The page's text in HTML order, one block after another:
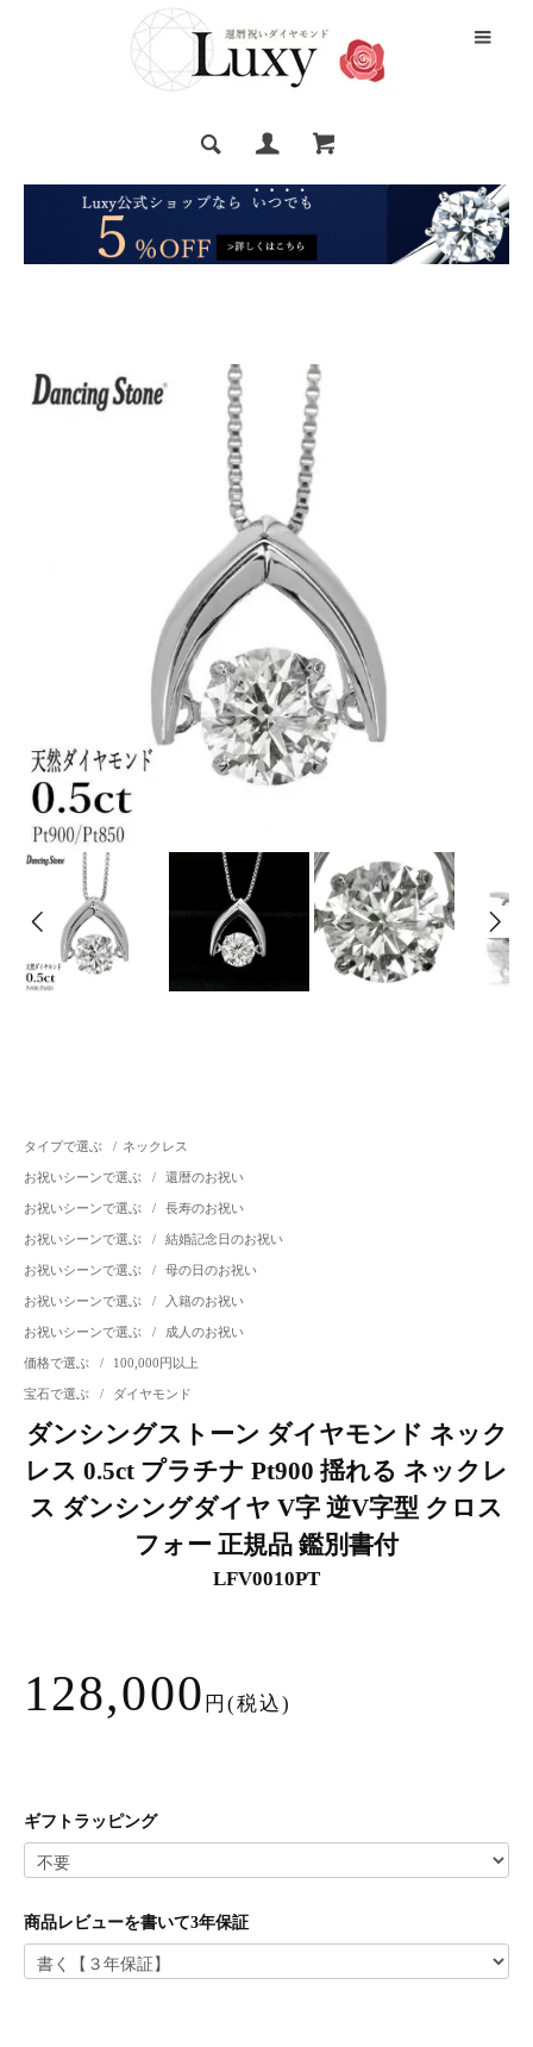
タイプで選ぶ / ネックレス
お祝いシーンで選ぶ / 還暦のお祝い
お祝いシーンで選ぶ / 長寿のお祝い
お祝いシーンで選ぶ / 結婚記念日のお祝い
お祝いシーンで選ぶ / 母の日のお祝い
お祝いシーンで選ぶ / 入籍のお祝い
お祝いシーンで選ぶ / 成人のお祝い
価格で選ぶ / 100,000円以上
宝石で選ぶ / ダイヤモンド
ダンシングストーン ダイヤモンド ネック
レス 0.5ct プラチナ Pt900 揺れる ネックレ
ス ダンシングダイヤ V字 逆V字型 クロス
フォー 正規品 鑑別書付
LFV0010PT
128,000 円(税込)
ギフトラッピング
商品レビューを書いて3年保証